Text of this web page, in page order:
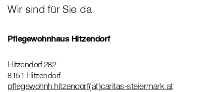
Wir sind für Sie da
Pflegewohnhaus Hitzendorf
Hitzendorf 282
8151 Hitzendorf
pflegewohnh.hitzendorf(at)caritas-steiermark.at